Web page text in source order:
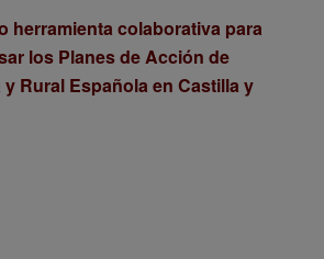
herramienta colaborativa para
los Planes de Acción de
Rural Española en Castilla y